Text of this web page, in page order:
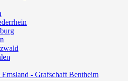
- Grafschaft Bentheim